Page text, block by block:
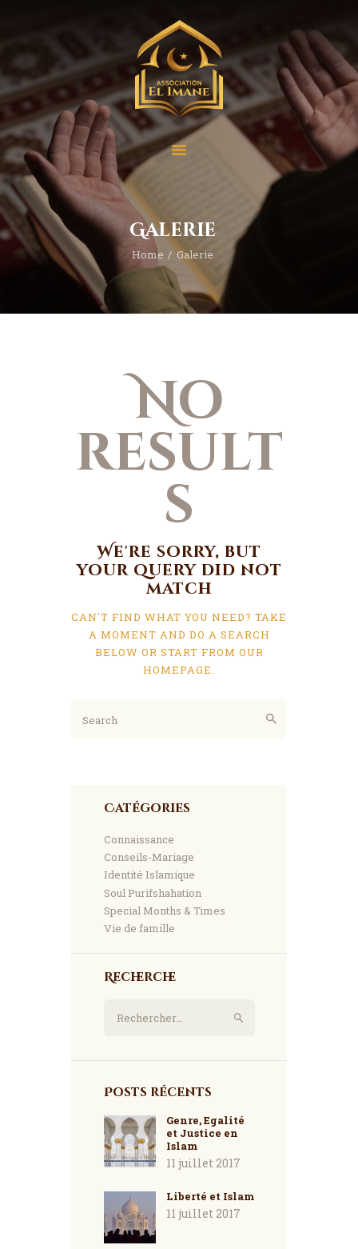
Galerie
Home Galerie
Accueil
Qui sommes-nous ?
Nos Projets
Nos activités
Contact
No
result
s
We're sorry, but
your query did not
match
CAN'T FIND WHAT YOU NEED? TAKE
A MOMENT AND DO A SEARCH
BELOW OR START FROM OUR
HOMEPAGE.
Catégories
Connaissance
Conseils-Mariage
Identité Islamique
Soul Purifshahation
Special Months & Times
Vie de famille
Recherche
Posts récents
Genre, Egalité
et Justice en
Islam
11 juillet 2017
Liberté et Islam
11 juillet 2017